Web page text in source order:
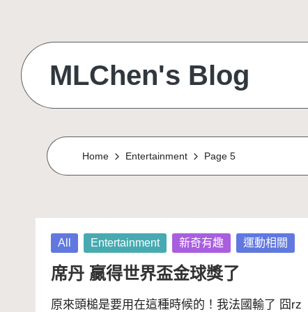
content
MLChen's Blog
Home Entertainment Page 5
Posted
in
All Entertainment 新奇有趣 運動相關
席丹 贏得世界盃金球獎了
原來頭槌是要用在這種時候的！我法國輸了 囧rz